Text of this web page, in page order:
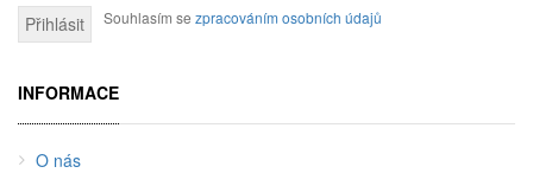
Přihlásit Souhlasím se zpracováním osobních údajů
INFORMACE
O nás